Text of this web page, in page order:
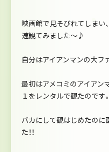
映画館で見そびれてしまい
速観てみました～♪
自分はアイアンマンの大フ
最初はアメコミのアイアン
１をレンタルで観たのです。
バカにして観はじめたのに
た！！